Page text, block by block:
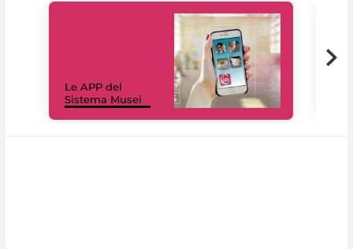
Le APP del
Sistema Musei